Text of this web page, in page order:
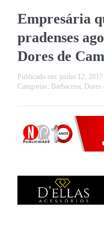
Empresária
pradenses
Dores de
Publicado em: junho 12, 2017
Categorias: Barbacena, Dores